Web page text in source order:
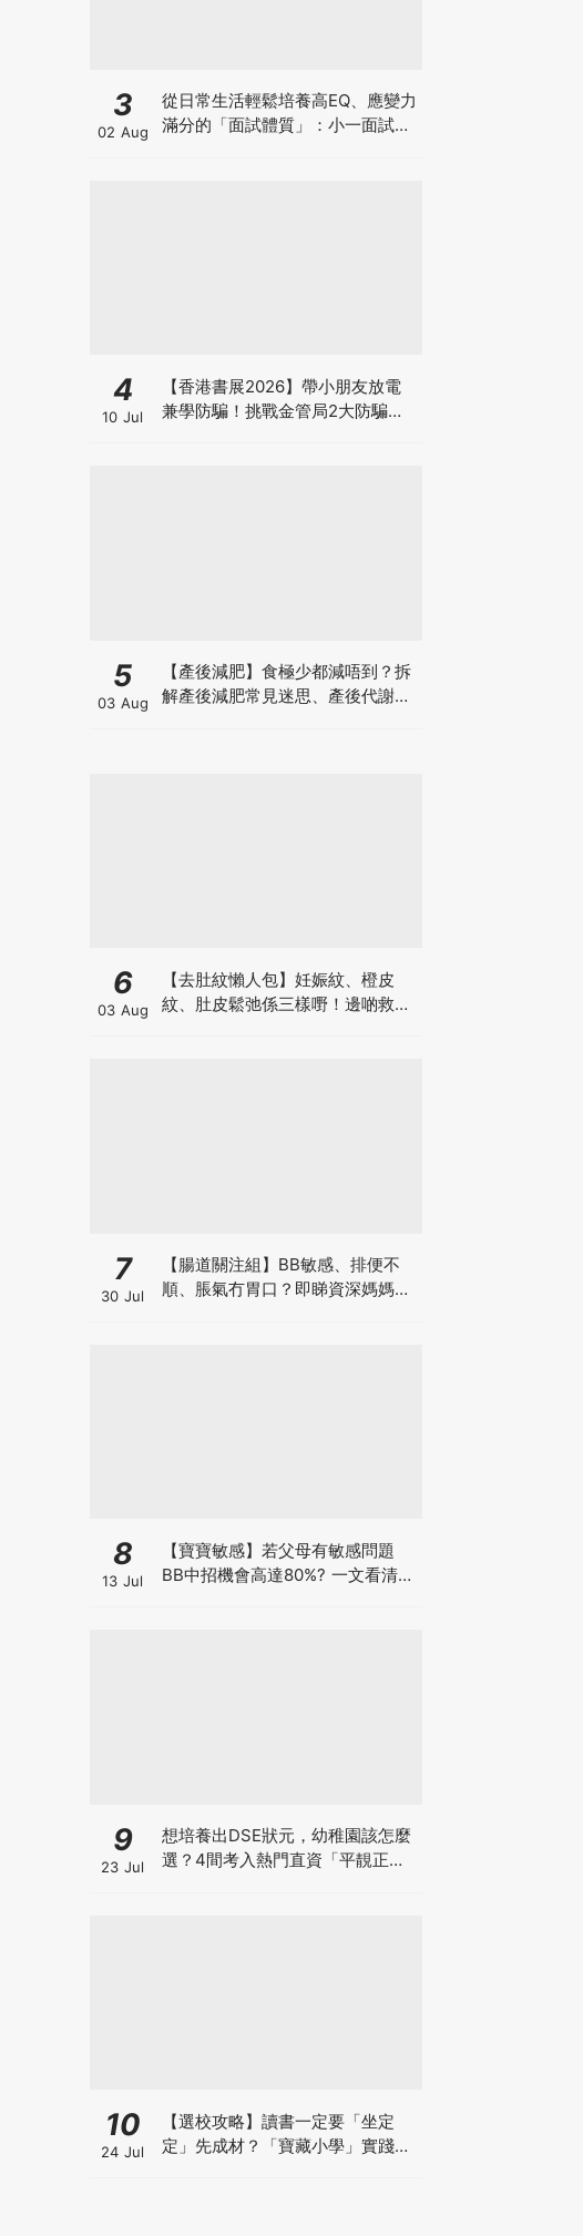
3
02 Aug
從日常生活輕鬆培養高EQ、應變力
滿分的「面試體質」：小一面試最
4
10 Jul
【香港書展2026】帶小朋友放電
兼學防騙！挑戰金管局2大防騙遊
5
03 Aug
【產後減肥】食極少都減唔到？拆
解產後減肥常見迷思、產後代謝、
6
03 Aug
【去肚紋懶人包】妊娠紋、橙皮
紋、肚皮鬆弛係三樣嘢！邊啲救得
7
30 Jul
【腸道關注組】BB敏感、排便不
順、脹氣冇胃口？即睇資深媽媽分
8
13 Jul
【寶寶敏感】若父母有敏感問題
BB中招機會高達80%? 一文看清預
9
23 Jul
想培養出DSE狀元，幼稚園該怎麼
選？4間考入熱門直資「平靚正」
10
24 Jul
【選校攻略】讀書一定要「坐定
定」先成材？「寶藏小學」實踐動